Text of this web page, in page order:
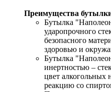
Преимущества
Бутылка
ударопрочного
безопасного
здоровью и
Бутылка
инертностью –
цвет алкогольных
реакцию со